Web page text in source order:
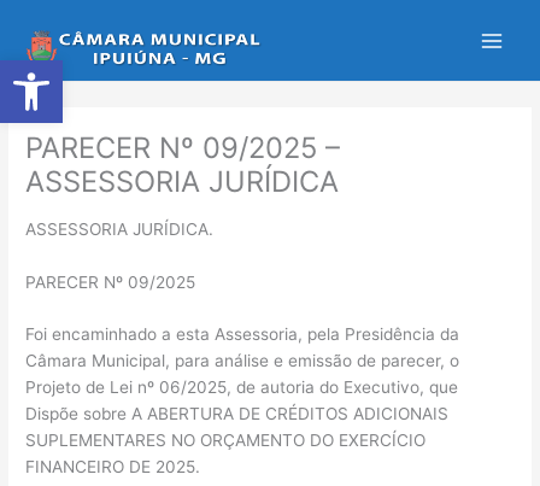
Abrir a barra de ferramentas
para
o
conteúdo
PARECER Nº 09/2025 –
ASSESSORIA JURÍDICA
ASSESSORIA JURÍDICA.
PARECER Nº 09/2025
Foi encaminhado a esta Assessoria, pela Presidência da
Câmara Municipal, para análise e emissão de parecer, o
Projeto de Lei nº 06/2025, de autoria do Executivo, que
Dispõe sobre A ABERTURA DE CRÉDITOS ADICIONAIS
SUPLEMENTARES NO ORÇAMENTO DO EXERCÍCIO
FINANCEIRO DE 2025.